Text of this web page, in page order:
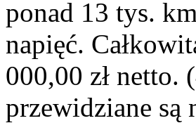
ponad 13 tys.
napięć.
000,00 zł netto.
przewidziane są